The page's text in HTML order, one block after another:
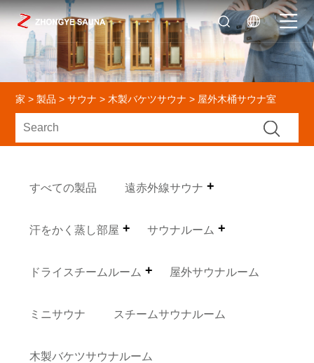
家 > 製品 >サウナ > 木製バケツサウナ > 屋外木桶サウナ室
すべての製品 遠赤外線サウナ
汗をかく蒸し部屋 サウナルーム
ドライスチームルーム 屋外サウナルーム
ミニサウナ スチームサウナルーム
木製バケツサウナルーム